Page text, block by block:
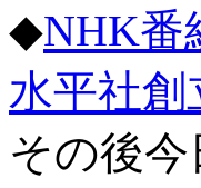
◆NHK番
水平社
その後